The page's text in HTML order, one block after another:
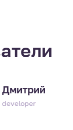
developer